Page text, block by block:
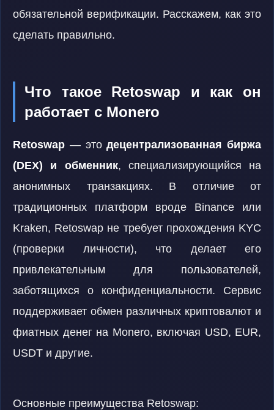
обязательной верификации. Расскажем, как это
сделать правильно.
Что такое Retoswap и как он
работает с Monero
Retoswap — этодецентрализованная биржа
(DEX) и обменник, специализирующийся на
анонимных транзакциях. В отличие от
традиционных платформ вроде Binance или
Kraken, Retoswap не требует прохождения KYC
(проверки личности), что делает его
привлекательным для пользователей,
заботящихся о конфиденциальности. Сервис
поддерживает обмен различных криптовалют и
фиатных денег на Monero, включая USD, EUR,
USDT и другие.
Основные преимущества Retoswap: